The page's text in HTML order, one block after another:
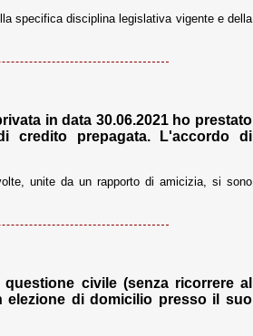
specifica disciplina legislativa vigente e della
in data 30.06.2021 ho prestato
credito prepagata. L'accordo di
unite da un rapporto di amicizia, si sono
civile (senza ricorrere al
elezione di domicilio presso il suo